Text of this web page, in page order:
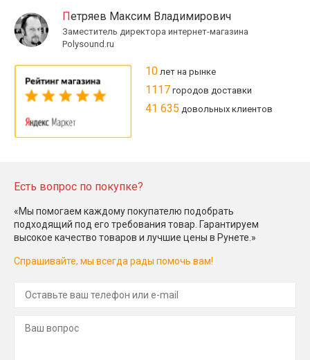
Петряев Максим Владимирович
Заместитель директора интернет-магазина
Polysound.ru
10 лет на рынке
1117 городов доставки
41 635 довольных клиентов
Есть вопрос по покупке?
«Мы помогаем каждому покупателю подобрать
подходящий под его требования товар. Гарантируем
высокое качество товаров и лучшие цены в Рунете.»
Спрашивайте, мы всегда рады помочь вам!